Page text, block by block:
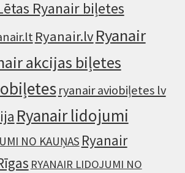
Ryanair biļetes
Ryanair.lvRyanair
akcijas biļetes
ryanair aviobiļetes lv
Ryanair lidojumi
NO KAUŅAS Ryanair
RYANAIR LIDOJUMI NO